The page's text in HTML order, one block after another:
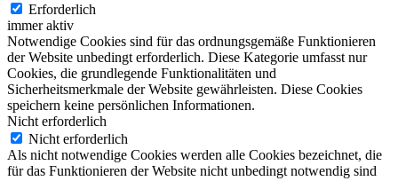
Erforderlich
immer aktiv
Notwendige Cookies sind für das ordnungsgemäße Funktionieren
der Website unbedingt erforderlich. Diese Kategorie umfasst nur
Cookies, die grundlegende Funktionalitäten und
Sicherheitsmerkmale der Website gewährleisten. Diese Cookies
speichern keine persönlichen Informationen.
Nicht erforderlich
Nicht erforderlich
Als nicht notwendige Cookies werden alle Cookies bezeichnet, die
für das Funktionieren der Website nicht unbedingt notwendig sind